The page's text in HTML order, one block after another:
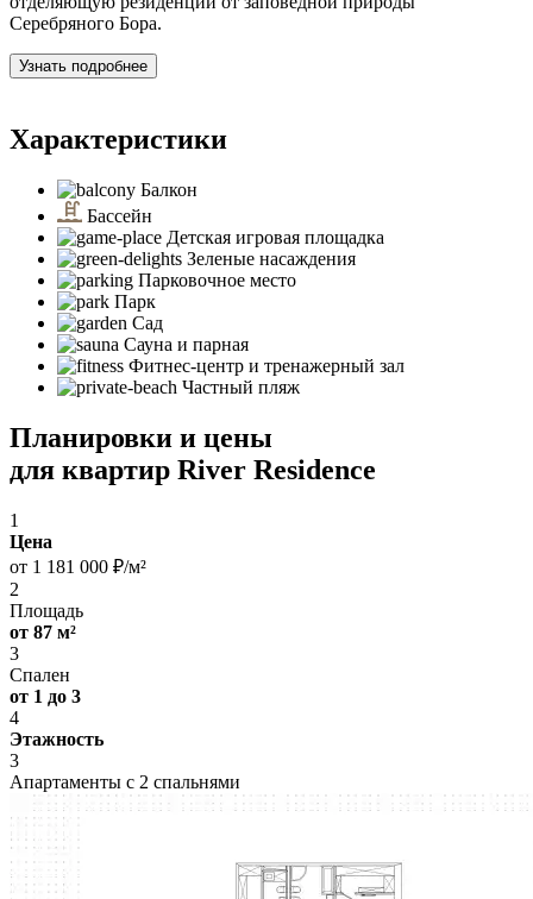
Серебряного Бора.
Узнать подробнее
Характеристики
Балкон
Бассейн
Детская игровая площадка
Зеленые насаждения
Парковочное место
Парк
Сад
Сауна и парная
Фитнес-центр и тренажерный зал
Частный пляж
Планировки и цены
для квартир River Residence
1
Цена
от 1 181 000 ₽/м²
2
Площадь
от 87 м²
3
Спален
от 1 до 3
4
Этажность
3
Апартаменты с 2 спальнями